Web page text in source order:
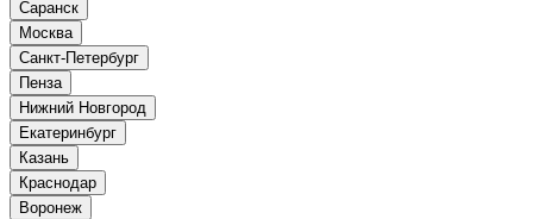
Саранск
Москва
Санкт-Петербург
Пенза
Нижний Новгород
Екатеринбург
Казань
Краснодар
Воронеж